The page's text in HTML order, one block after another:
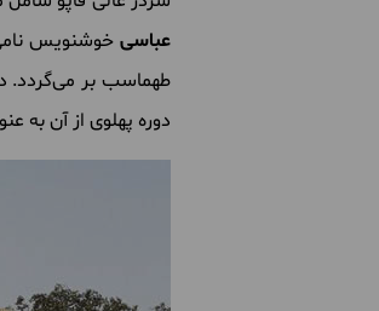
عباسی
طهماسب بر می‌گردد.
دوره پهلوی از آن به